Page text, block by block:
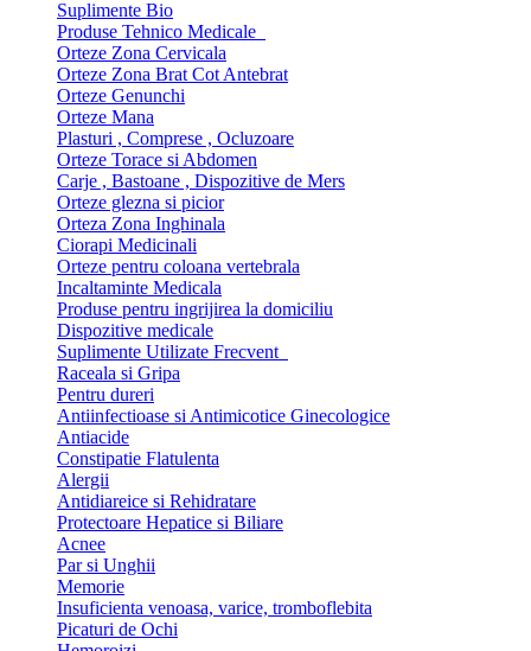
Suplimente Bio
Produse Tehnico Medicale
Orteze Zona Cervicala
Orteze Zona Brat Cot Antebrat
Orteze Genunchi
Orteze Mana
Plasturi , Comprese , Ocluzoare
Orteze Torace si Abdomen
Carje , Bastoane , Dispozitive de Mers
Orteze glezna si picior
Orteza Zona Inghinala
Ciorapi Medicinali
Orteze pentru coloana vertebrala
Incaltaminte Medicala
Produse pentru ingrijirea la domiciliu
Dispozitive medicale
Suplimente Utilizate Frecvent
Raceala si Gripa
Pentru dureri
Antiinfectioase si Antimicotice Ginecologice
Antiacide
Constipatie Flatulenta
Alergii
Antidiareice si Rehidratare
Protectoare Hepatice si Biliare
Acnee
Par si Unghii
Memorie
Insuficienta venoasa, varice, tromboflebita
Picaturi de Ochi